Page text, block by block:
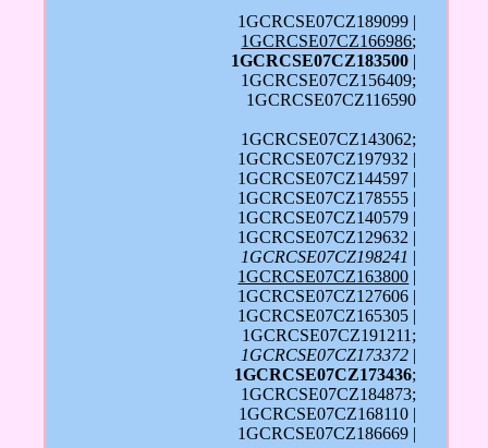
1GCRCSE07CZ189099 |
1GCRCSE07CZ166986;
1GCRCSE07CZ183500 |
1GCRCSE07CZ156409;
1GCRCSE07CZ116590
1GCRCSE07CZ143062;
1GCRCSE07CZ197932 |
1GCRCSE07CZ144597 |
1GCRCSE07CZ178555 |
1GCRCSE07CZ140579 |
1GCRCSE07CZ129632 |
1GCRCSE07CZ198241 |
1GCRCSE07CZ163800 |
1GCRCSE07CZ127606 |
1GCRCSE07CZ165305 |
1GCRCSE07CZ191211;
1GCRCSE07CZ173372 |
1GCRCSE07CZ173436;
1GCRCSE07CZ184873;
1GCRCSE07CZ168110 |
1GCRCSE07CZ186669 |